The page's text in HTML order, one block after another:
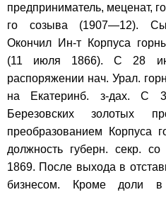
предприниматель, меценат,
го созыва (1907—12).
Окончил Ин-т Корпуса
(11 июля 1866). С 28
распоряжении нач. Урал.
на Екатеринб. з-дах. С
Березовских золотых
преобразованием Корпуса
должность губерн. секр.
1869. После выхода в
бизнесом. Кроме доли в